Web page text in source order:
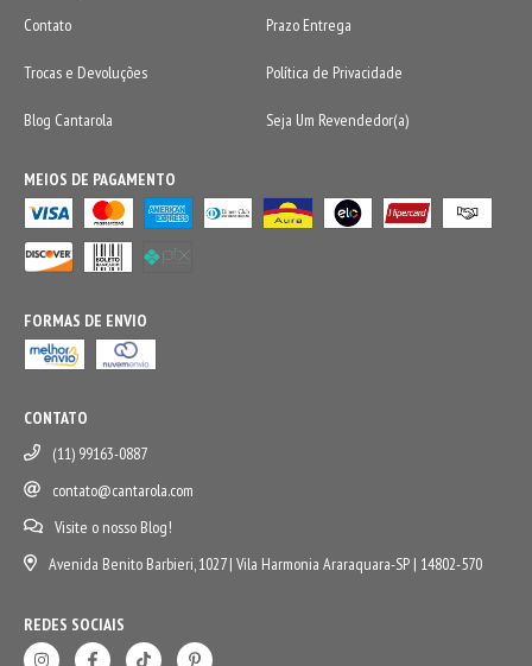
Contato
Prazo Entrega
Trocas e Devoluções Política de Privacidade
Blog Cantarola Seja Um Revendedor(a)
MEIOS DE PAGAMENTO
FORMAS DE ENVIO
CONTATO
(11) 99163-0887
contato@cantarola.com
Visite o nosso Blog!
Avenida Benito Barbieri, 1027 | Vila Harmonia Araraquara-SP | 14802-570
REDES SOCIAIS